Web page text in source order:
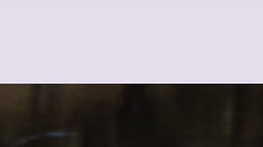
#vegan